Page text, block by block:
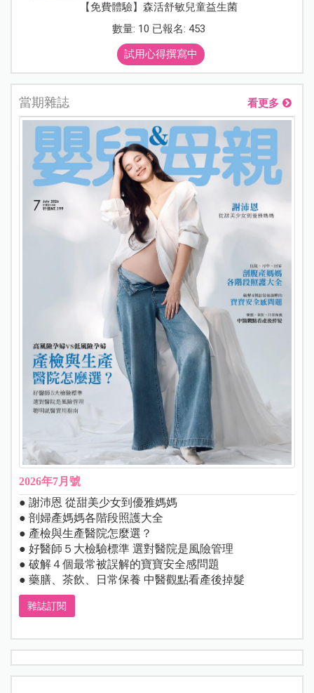
【免費體驗】森活舒敏兒童益生菌
數量: 10 已報名: 453
試用心得撰寫中
當期雜誌 看更多
2026年7月號
● 謝沛恩 從甜美少女到優雅媽媽
● 剖婦產媽媽各階段照護大全
● 產檢與生產醫院怎麼選？
● 好醫師５大檢驗標準 選對醫院是風險管理
● 破解４個最常被誤解的寶寶安全感問題
● 藥膳、茶飲、日常保養 中醫觀點看產後掉髮
雜誌訂閱